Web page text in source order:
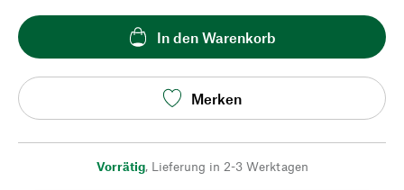
In den Warenkorb
Merken
Vorrätig, Lieferung in 2-3 Werktagen